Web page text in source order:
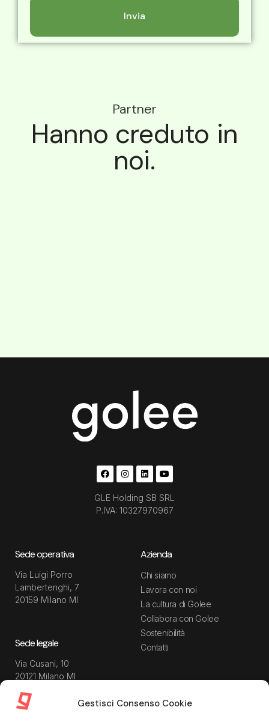
Gestisci Consenso Cookie
Partner
Hanno creduto in
noi.
GLE Holding SB SRL
P.IVA: 10327970967
Sede operativa
Via Luigi Porro
Lambertenghi, 7
20159 Milano MI
Sede legale
Via Cusani, 10
20121 Milano MI
Azienda
Chi siamo
Lavora con noi
La cultura di Golee
Collabora con Golee
Sostenibilità
Contatti